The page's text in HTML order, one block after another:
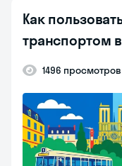
Как
транспортом
1496 просмотров